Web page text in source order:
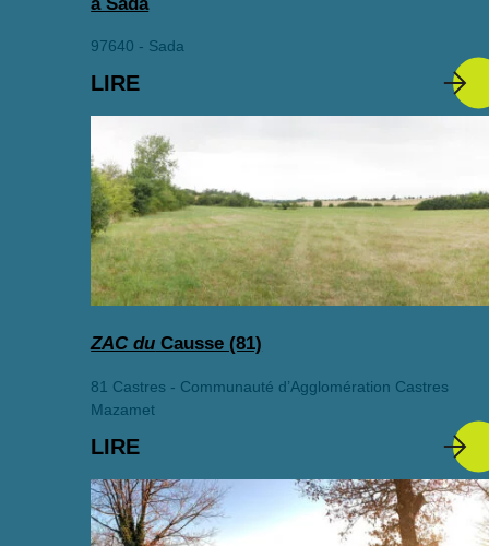
97640 - Sada
LIRE
ZAC du Causse (81)
81 Castres - Communauté d’Agglomération Castres
Mazamet
LIRE